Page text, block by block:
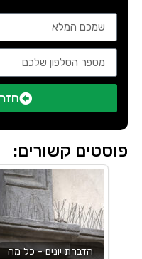
פוסטים קשורים:
הדברת יונים - כל מה